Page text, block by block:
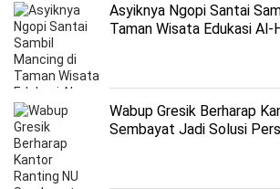
Asyiknya Ngopi Santai
Taman Wisata Edukasi Al-
Wabup Gresik Berharap
Sembayat Jadi Solusi